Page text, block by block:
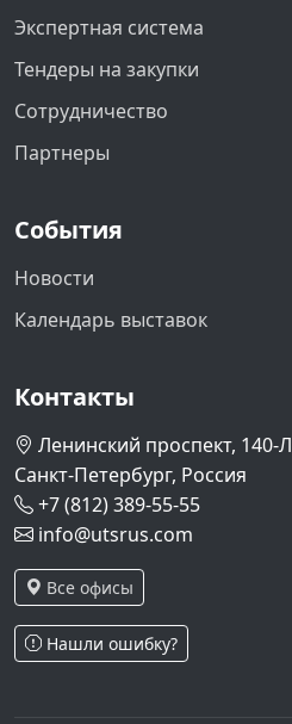
Экспертная система
Тендеры на закупки
Сотрудничество
Партнеры
События
Новости
Календарь выставок
Контакты
Ленинский проспект, 140-Л
Санкт-Петербург, Россия
+7 (812) 389-55-55
info@utsrus.com
Все офисы
Нашли ошибку?